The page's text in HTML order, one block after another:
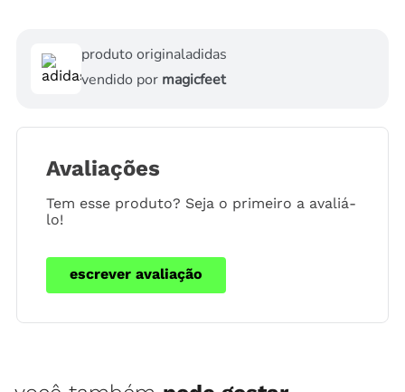
produto originaladidas
vendido por magicfeet
Avaliações
Tem esse produto? Seja o primeiro a avaliá-
lo!
escrever avaliação